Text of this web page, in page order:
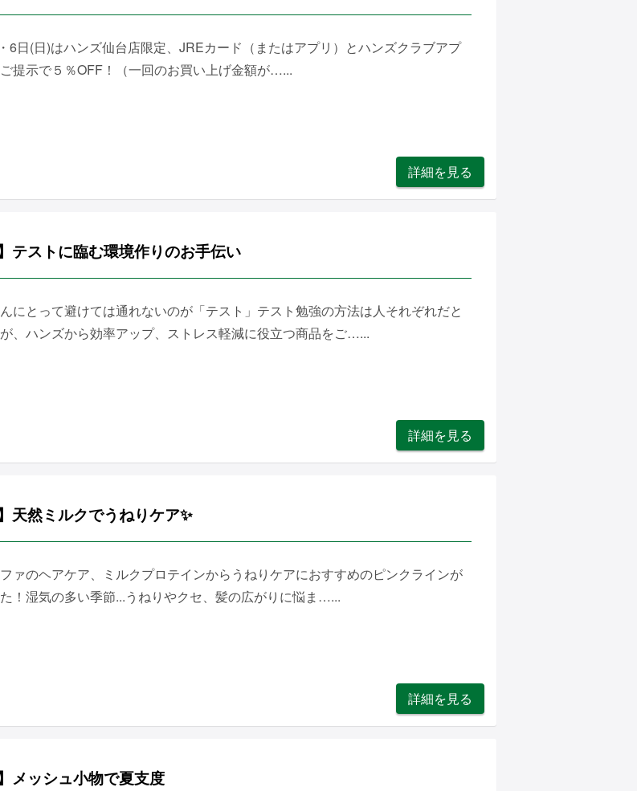
6日(日)はハンズ仙台店限定、JREカード（またはアプリ）とハンズクラブアプ
提示で５％OFF！（一回のお買い上げ金額が…...
詳細を見る
テストに臨む環境作りのお手伝い
にとって避けては通れないのが「テスト」テスト勉強の方法は人それぞれだと
、ハンズから効率アップ、ストレス軽減に役立つ商品をご…...
詳細を見る
天然ミルクでうねりケア✨
ァのヘアケア、ミルクプロテインからうねりケアにおすすめのピンクラインが
！湿気の多い季節...うねりやクセ、髪の広がりに悩ま…...
詳細を見る
メッシュ小物で夏支度